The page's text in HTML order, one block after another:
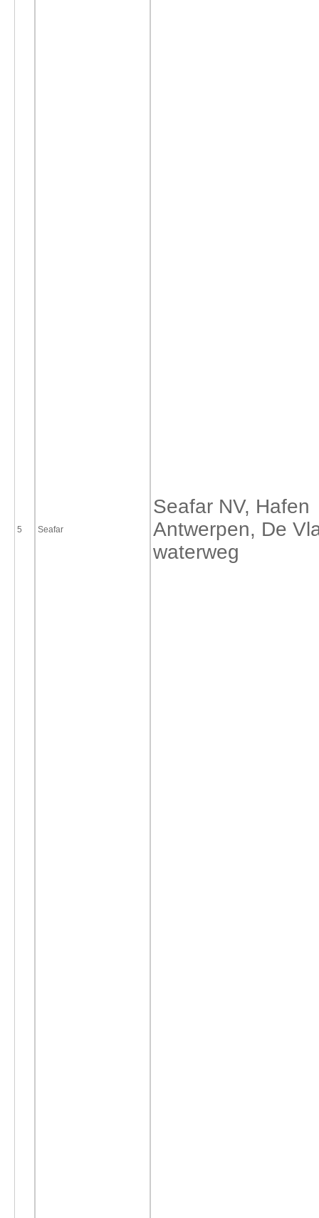
5 Seafar
Seafar NV, Hafen
Antwerpen, De
waterweg